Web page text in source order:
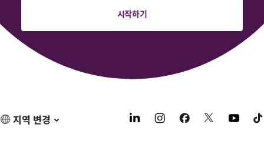
시작하기
지역 변경